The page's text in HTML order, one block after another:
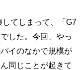
てしまって、「G7
した。今回、やっ
イのなかで規模が
同じことが起きて